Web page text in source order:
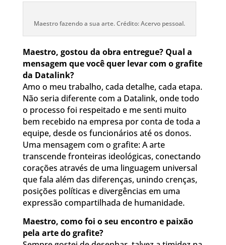
Maestro fazendo a sua arte. Crédito: Acervo pessoal.
Maestro, gostou da obra entregue? Qual a
mensagem que você quer levar com o grafite
da Datalink?
Amo o meu trabalho, cada detalhe, cada etapa.
Não seria diferente com a Datalink, onde todo
o processo foi respeitado e me senti muito
bem recebido na empresa por conta de toda a
equipe, desde os funcionários até os donos.
Uma mensagem com o grafite: A arte
transcende fronteiras ideológicas, conectando
corações através de uma linguagem universal
que fala além das diferenças, unindo crenças,
posições políticas e divergências em uma
expressão compartilhada de humanidade.
Maestro, como foi o seu encontro e paixão
pela arte do grafite?